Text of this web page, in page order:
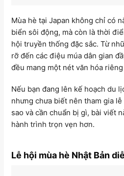
Mùa hè tại Japan không chỉ có
biển sôi động, mà còn là thời
hội truyền thống đặc sắc. Từ
rỡ đến các điệu múa dân gian
đều mang một nét văn hóa
Nếu bạn đang lên kế hoạch du
nhưng chưa biết nên tham gia
sao và cần chuẩn bị gì, bài viết
hành trình trọn vẹn hơn.
Lễ hội mùa hè Nhật Bản